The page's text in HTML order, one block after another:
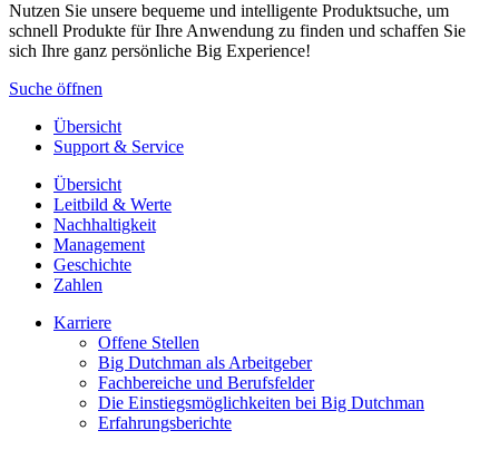
Nutzen Sie unsere bequeme und intelligente Produktsuche, um
schnell Produkte für Ihre Anwendung zu finden und schaffen Sie
sich Ihre ganz persönliche Big Experience!
Suche öffnen
Übersicht
Support & Service
Übersicht
Leitbild & Werte
Nachhaltigkeit
Management
Geschichte
Zahlen
Karriere
Offene Stellen
Big Dutchman als Arbeitgeber
Fachbereiche und Berufsfelder
Die Einstiegsmöglichkeiten bei Big Dutchman
Erfahrungsberichte